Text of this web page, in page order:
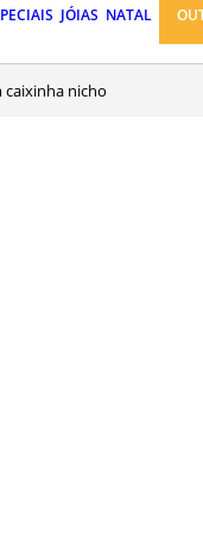
JÓIAS NATAL
caixinha nicho